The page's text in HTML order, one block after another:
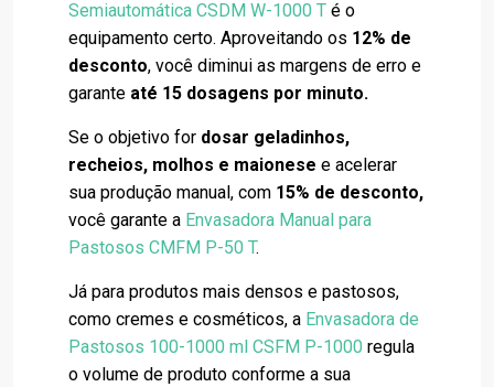
Semiautomática CSDM W-1000 T é o
equipamento certo. Aproveitando os 12% de
desconto, você diminui as margens de erro e
garante até 15 dosagens por minuto.
Se o objetivo for dosar geladinhos,
recheios, molhos e maionese e acelerar
sua produção manual, com 15% de desconto,
você garante a Envasadora Manual para
Pastosos CMFM P-50 T.
Já para produtos mais densos e pastosos,
como cremes e cosméticos, a Envasadora de
Pastosos 100-1000 ml CSFM P-1000 regula
o volume de produto conforme a sua